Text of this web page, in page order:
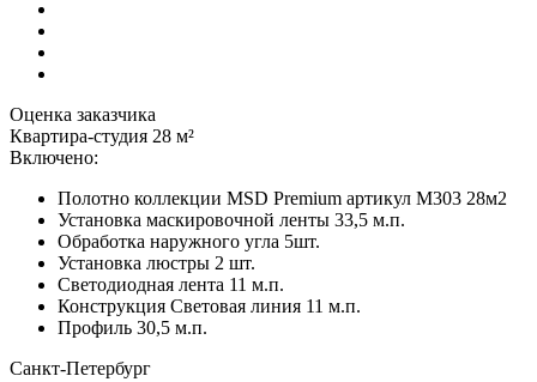
Оценка заказчика
Квартира-студия 28 м²
Включено:
Полотно коллекции MSD Premium артикул М303 28м2
Установка маскировочной ленты 33,5 м.п.
Обработка наружного угла 5шт.
Установка люстры 2 шт.
Светодиодная лента 11 м.п.
Конструкция Световая линия 11 м.п.
Профиль 30,5 м.п.
Санкт-Петербург